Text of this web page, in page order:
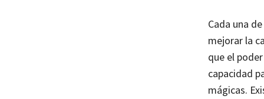
Cada una
mejorar la
que el
capacidad
mágicas.